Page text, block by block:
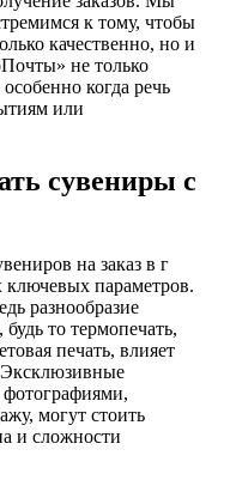
к тому, чтобы
качественно, но и
не только
когда речь
или
сувениры с
на заказ в г
ключевых параметров.
разнообразие
то термопечать,
печать, влияет
Эксклюзивные
могут стоить
и сложности